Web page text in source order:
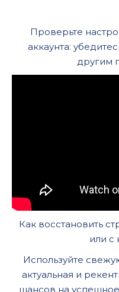
Проверьте
аккаунта:
другим
Как восстановить
или с
Используйте
актуальная и
шансов на успешное